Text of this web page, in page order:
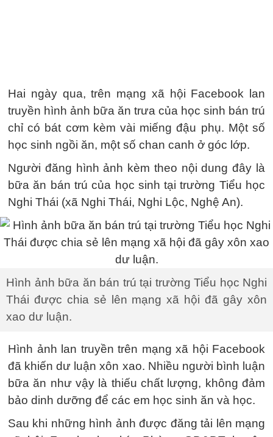
Hai ngày qua, trên mạng xã hội Facebook lan
truyền hình ảnh bữa ăn trưa của học sinh bán trú
chỉ có bát cơm kèm vài miếng đậu phụ. Một số
học sinh ngồi ăn, một số chan canh ở góc lớp.
Người đăng hình ảnh kèm theo nội dung đây là
bữa ăn bán trú của học sinh tại trường Tiểu học
Nghi Thái (xã Nghi Thái, Nghi Lộc, Nghệ An).
Hình ảnh bữa ăn bán trú tại trường Tiểu học Nghi
Thái được chia sẻ lên mạng xã hội đã gây xôn
xao dư luận.
Hình ảnh lan truyền trên mạng xã hội Facebook
đã khiến dư luận xôn xao. Nhiều người bình luận
bữa ăn như vậy là thiếu chất lượng, không đảm
bảo dinh dưỡng để các em học sinh ăn và học.
Sau khi những hình ảnh được đăng tải lên mạng